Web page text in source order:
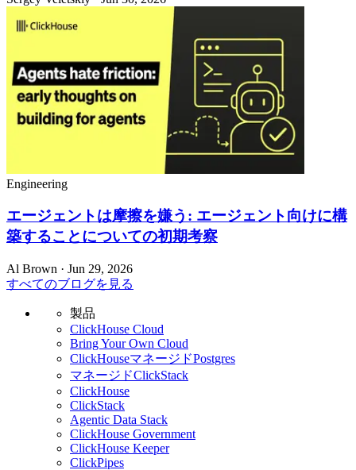
Engineering
エージェントは摩擦を嫌う: エージェント向けに構
築することについての初期考察
Al Brown · Jun 29, 2026
すべてのブログを見る
製品
ClickHouse Cloud
Bring Your Own Cloud
ClickHouseマネージドPostgres
マネージドClickStack
ClickHouse
ClickStack
Agentic Data Stack
ClickHouse Government
ClickHouse Keeper
ClickPipes